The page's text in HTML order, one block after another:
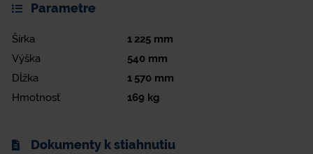
Parametre
Šírka 1 225 mm
Výška
540 mm
Dĺžka
1 570 mm
Hmotnosť
169 kg
Dokumenty k stiahnutiu